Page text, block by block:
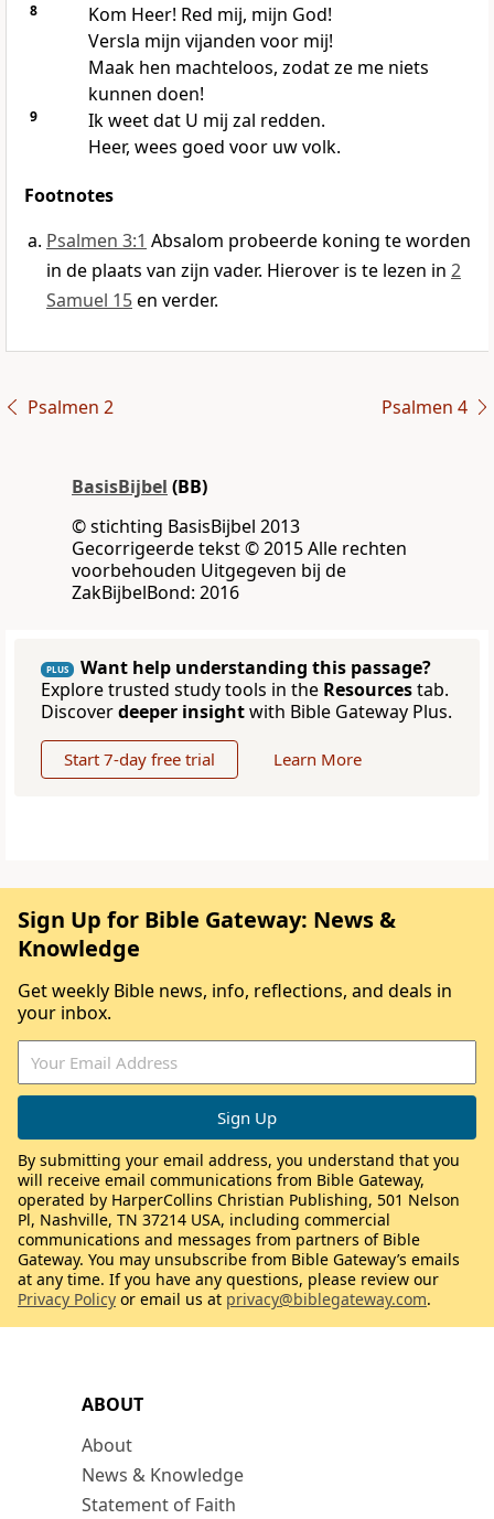
8
Kom Heer! Red mij, mijn God!
Versla mijn vijanden voor mij!
Maak hen machteloos, zodat ze me niets
kunnen doen!
9
Ik weet dat U mij zal redden.
Heer, wees goed voor uw volk.
Footnotes
Psalmen 3:1 Absalom probeerde koning te worden
in de plaats van zijn vader. Hierover is te lezen in 2
Samuel 15en verder.
Psalmen 2 Psalmen 4
BasisBijbel (BB)
© stichting BasisBijbel 2013
Gecorrigeerde tekst © 2015 Alle rechten
voorbehouden Uitgegeven bij de
ZakBijbelBond: 2016
PLUS
Want help understanding this passage?
Explore trusted study tools in the Resourcestab.
Discoverdeeper insightwith Bible Gateway Plus.
Start 7-day free trial Learn More
ABOUT
About
News & Knowledge
Statement of Faith
Sign Up for Bible Gateway: News &
Knowledge
Get weekly Bible news, info, reflections, and deals in
your inbox.
By submitting your email address, you understand that you
will receive email communications from Bible Gateway,
operated by HarperCollins Christian Publishing, 501 Nelson
Pl, Nashville, TN 37214 USA, including commercial
communications and messages from partners of Bible
Gateway. You may unsubscribe from Bible Gateway’s emails
at any time. If you have any questions, please review our
Privacy Policy or email us at privacy@biblegateway.com.